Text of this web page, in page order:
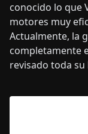
conocido lo que
motores muy
Actualmente, la
completamente
revisado toda